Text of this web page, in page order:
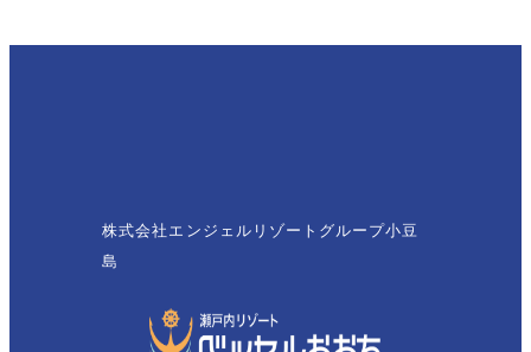
株式会社エンジェルリゾートグループ小豆
島